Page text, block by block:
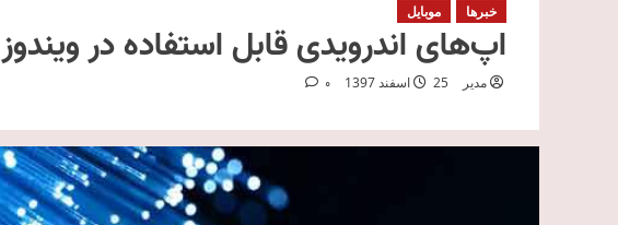
خبرها موبایل
اپ‌های اندرویدی قابل استفاده در ویندوز 10 می‌شوند
مدیر 25 اسفند 1397 0